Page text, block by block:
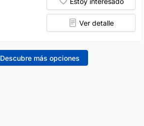
Ver detalle
Descubre más opciones